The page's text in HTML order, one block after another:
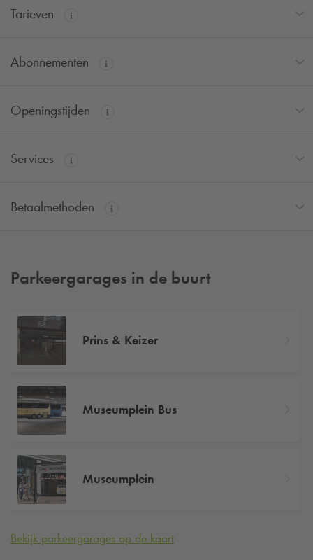
Tarieven
Abonnementen
Openingstijden
Services
Betaalmethoden
Parkeergarages in de buurt
Prins & Keizer
Museumplein Bus
Museumplein
Bekijk parkeergarages op de kaart